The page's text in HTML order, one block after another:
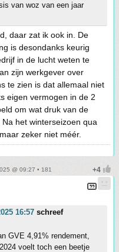
van woz van een jaar
daar zat ik ook in. De
is desondanks keurig
in de lucht weten te
zijn werkgever over
te zien is dat allemaal niet
eigen vermogen in de 2
om wat druk van de
het winterseizoen qua
zeker niet méér.
@ 09:27 • 181
16:57 schreef
GVE 4,91% rendement,
voelt toch een beetje